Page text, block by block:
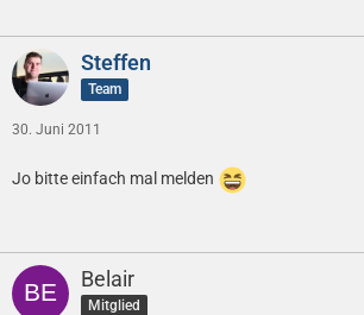
Steffen
Team
30. Juni 2011
Jo bitte einfach mal melden
Belair
Mitglied